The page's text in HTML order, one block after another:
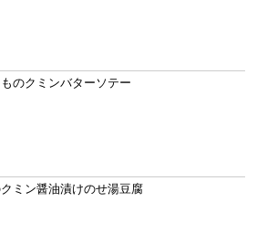
のクミンバターソテー
ミン醤油漬けのせ湯豆腐